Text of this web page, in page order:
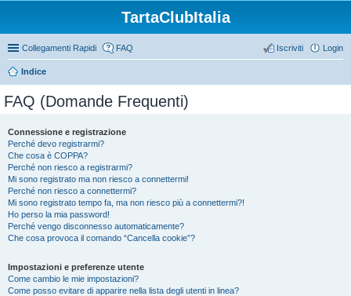
TartaClubItalia
Collegamenti Rapidi FAQ Login
Iscriviti
Indice
FAQ (Domande Frequenti)
Connessione e registrazione
Perché devo registrarmi?
Che cosa è COPPA?
Perché non riesco a registrarmi?
Mi sono registrato ma non riesco a connettermi!
Perché non riesco a connettermi?
Mi sono registrato tempo fa, ma non riesco più a connettermi?!
Ho perso la mia password!
Perché vengo disconnesso automaticamente?
Che cosa provoca il comando “Cancella cookie”?
Impostazioni e preferenze utente
Come cambio le mie impostazioni?
Come posso evitare di apparire nella lista degli utenti in linea?